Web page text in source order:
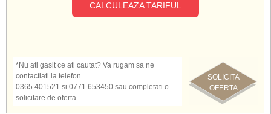
CALCULEAZA TARIFUL
SOLICITA
OFERTA
*Nu ati gasit ce ati cautat? Va rugam sa ne
contactiati la telefon
0365 401521 si 0771 653450 sau completati o
solicitare de oferta.